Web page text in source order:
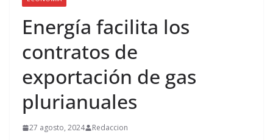
Energía facilita los
contratos de
exportación de gas
plurianuales
27 agosto, 2024 Redaccion